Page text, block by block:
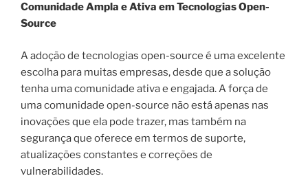
Comunidade Ampla e Ativa em Tecnologias Open-
Source
A adoção de tecnologias open-source é uma excelente
escolha para muitas empresas, desde que a solução
tenha uma comunidade ativa e engajada. A força de
uma comunidade open-source não está apenas nas
inovações que ela pode trazer, mas também na
segurança que oferece em termos de suporte,
atualizações constantes e correções de
vulnerabilidades.